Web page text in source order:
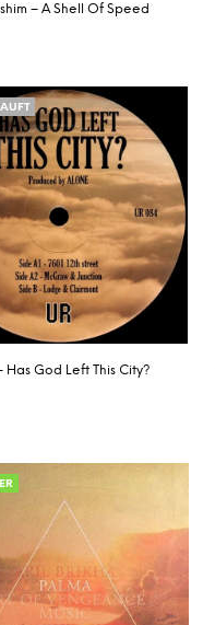
– A Shell Of Speed
Has God Left This City?